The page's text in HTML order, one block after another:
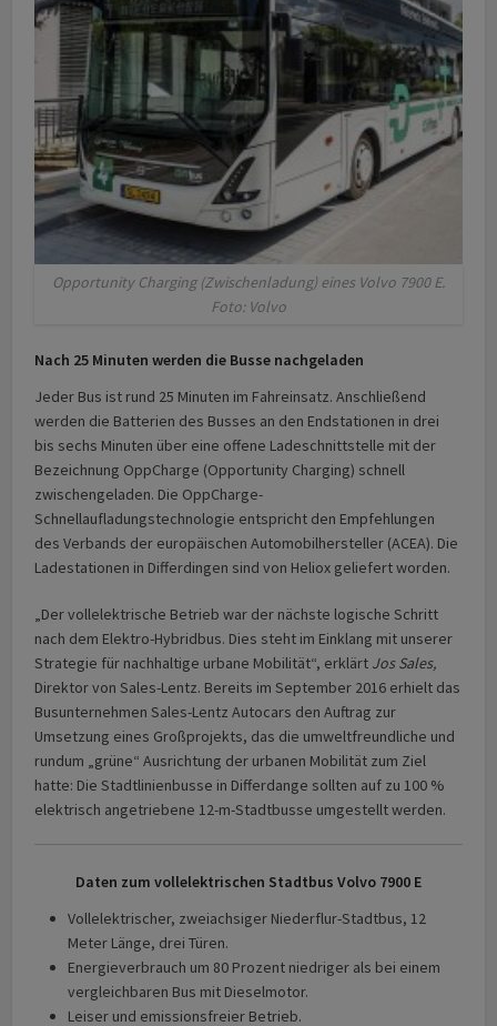
Opportunity Charging (Zwischenladung) eines Volvo 7900 E.
Foto: Volvo
Nach 25 Minuten werden die Busse nachgeladen
Jeder Bus ist rund 25 Minuten im Fahreinsatz. Anschließend
werden die Batterien des Busses an den Endstationen in drei
bis sechs Minuten über eine offene Ladeschnittstelle mit der
Bezeichnung OppCharge (Opportunity Charging) schnell
zwischengeladen. Die OppCharge-
Schnellaufladungstechnologie entspricht den Empfehlungen
des Verbands der europäischen Automobilhersteller (ACEA). Die
Ladestationen in Differdingen sind von Heliox geliefert worden.
„Der vollelektrische Betrieb war der nächste logische Schritt
nach dem Elektro-Hybridbus. Dies steht im Einklang mit unserer
Strategie für nachhaltige urbane Mobilität“, erklärt Jos Sales,
Direktor von Sales-Lentz. Bereits im September 2016 erhielt das
Busunternehmen Sales-Lentz Autocars den Auftrag zur
Umsetzung eines Großprojekts, das die umweltfreundliche und
rundum „grüne“ Ausrichtung der urbanen Mobilität zum Ziel
hatte: Die Stadtlinienbusse in Differdange sollten auf zu 100 %
elektrisch angetriebene 12-m-Stadtbusse umgestellt werden.
Daten zum vollelektrischen Stadtbus Volvo 7900 E
Vollelektrischer, zweiachsiger Niederflur-Stadtbus, 12
Meter Länge, drei Türen.
Energieverbrauch um 80 Prozent niedriger als bei einem
vergleichbaren Bus mit Dieselmotor.
Leiser und emissionsfreier Betrieb.